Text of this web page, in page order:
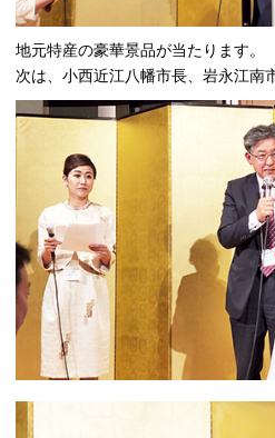
地元特産の豪華景品が当たります。
次は、小西近江八幡市長、岩永江南